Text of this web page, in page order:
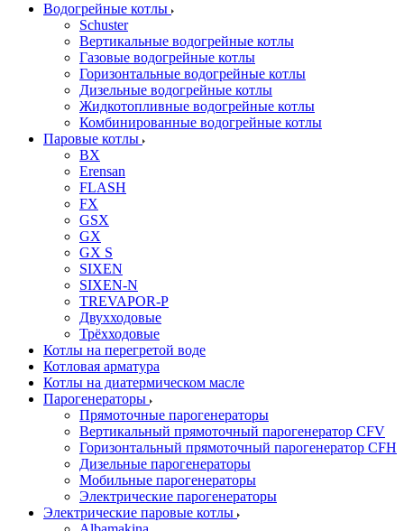
Водогрейные котлы
Schuster
Вертикальные водогрейные котлы
Газовые водогрейные котлы
Горизонтальные водогрейные котлы
Дизельные водогрейные котлы
Жидкотопливные водогрейные котлы
Комбинированные водогрейные котлы
Паровые котлы
BX
Erensan
FLASH
FX
GSX
GX
GX S
SIXEN
SIXEN-N
TREVAPOR-P
Двухходовые
Трёхходовые
Котлы на перегретой воде
Котловая арматура
Котлы на диатермическом масле
Парогенераторы
Прямоточные парогенераторы
Вертикальный прямоточный парогенератор CFV
Горизонтальный прямоточный парогенератор CFH
Дизельные парогенераторы
Мобильные парогенераторы
Электрические парогенераторы
Электрические паровые котлы